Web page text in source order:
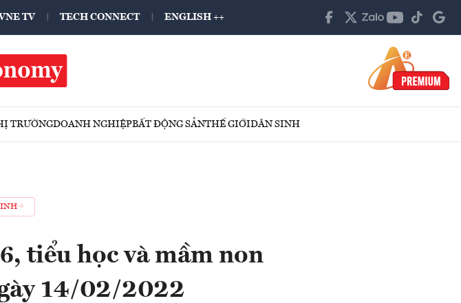
TV TECH CONNECT ENGLISH ++
TRƯỜNGDOANH NGHIỆPBẤT ĐỘNG SẢNTHẾ GIỚIDÂN SINH
tiểu học và mầm non
14/02/2022